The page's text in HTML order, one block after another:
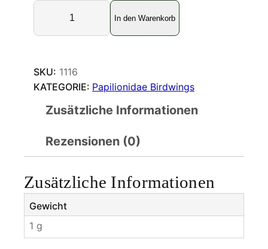
T
o
d
e
o
g
o
m
a
In den Warenkorb
SKU: 1116
KATEGORIE: Papilionidae Birdwings
Zusätzliche Informationen
Rezensionen (0)
Zusätzliche Informationen
Gewicht
1 g